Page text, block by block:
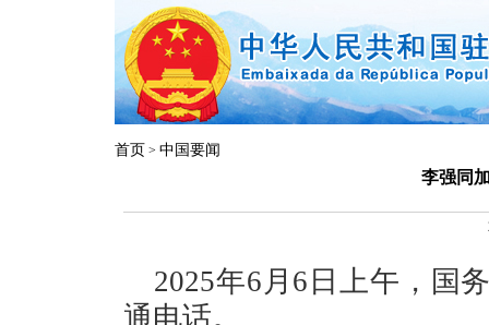
首页 > 中国要闻
李强同
2025年6月6日上午，国
通电话。